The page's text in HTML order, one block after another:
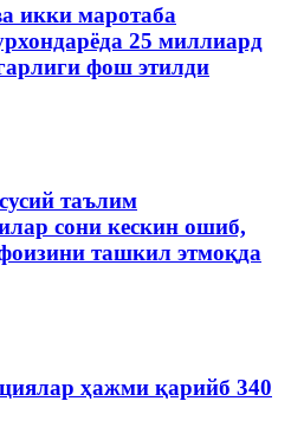
икки маротаба
25 миллиард
фош этилди
таълим
сони кескин ошиб,
ташкил этмоқда
ҳажми қарийб 340